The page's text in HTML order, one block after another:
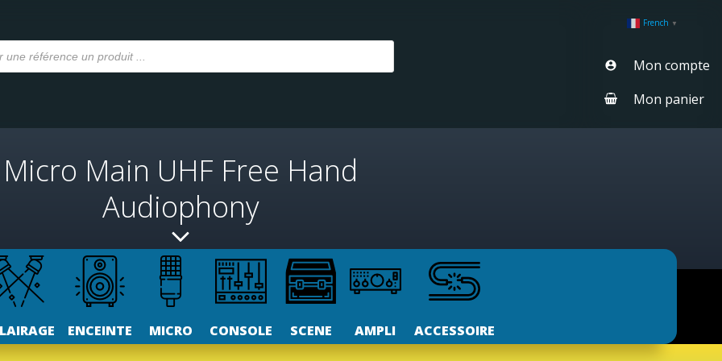
French ▼
Mon compte
Mon panier
Micro Main UHF Free Hand
Audiophony
ENCEINTE MICRO CONSOLE SCENE AMPLI ACCESSOIRE